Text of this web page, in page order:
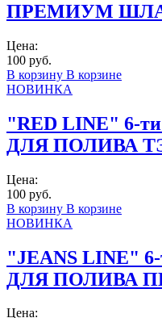
ПРЕМИУМ
Цена:
100 руб.
В корзину В корзине
НОВИНКА
"RED LINE" 6-
ДЛЯ ПОЛИВА
Цена:
100 руб.
В корзину В корзине
НОВИНКА
"JEANS LINE"
ДЛЯ ПОЛИВА
Цена: